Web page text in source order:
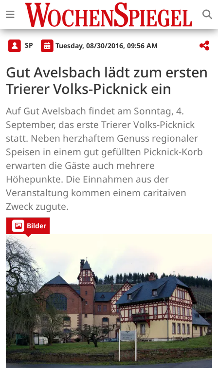
SP Tuesday, 08/30/2016, 09:56 AM
Gut Avelsbach lädt zum ersten
Trierer Volks-Picknick ein
Auf Gut Avelsbach findet am Sonntag, 4.
September, das erste Trierer Volks-Picknick
statt. Neben herzhaftem Genuss regionaler
Speisen in einem gut gefüllten Picknick-Korb
erwarten die Gäste auch mehrere
Höhepunkte. Die Einnahmen aus der
Veranstaltung kommen einem caritaiven
Zweck zugute.
Bilder